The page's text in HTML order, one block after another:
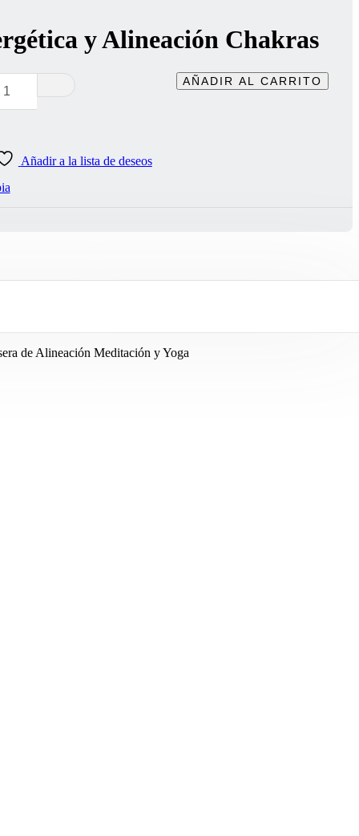
y Alineación Chakras
Energética
cantidad
AÑADIR AL CARRITO
Añadir a la lista de deseos
de Alineación Meditación y Yoga